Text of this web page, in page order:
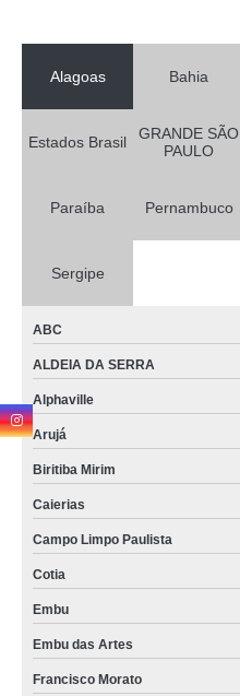
Alagoas Bahia
Estados Brasil
GRANDE SÃO
PAULO
Paraíba Pernambuco
Sergipe
ABC
ALDEIA DA SERRA
Alphaville
Arujá
Biritiba Mirim
Caierias
Campo Limpo Paulista
Cotia
Embu
Embu das Artes
Francisco Morato